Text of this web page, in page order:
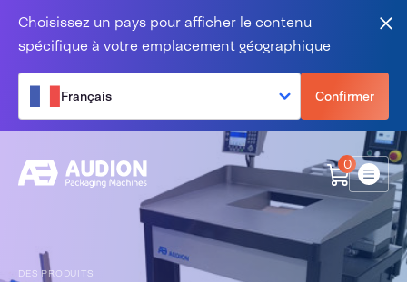
Choisissez un pays pour afficher le contenu
spécifique à votre emplacement géographique
Français Confirmer
0
Menu
DES PRODUITS